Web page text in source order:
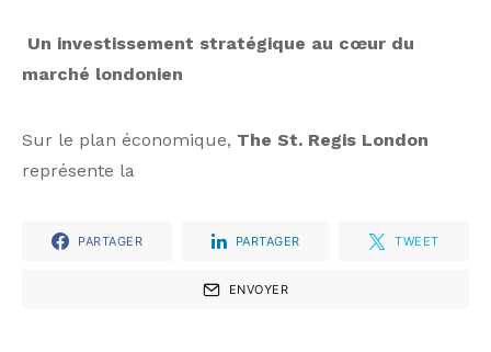
Un investissement stratégique au cœur du
marché londonien
Sur le plan économique, The St. Regis London
représente la
PARTAGER PARTAGER TWEET
ENVOYER